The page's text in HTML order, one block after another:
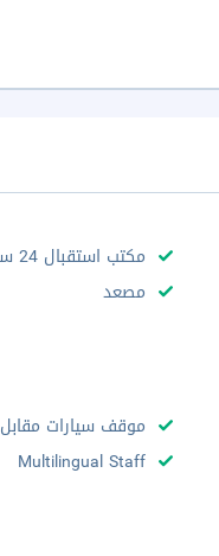
مكتب استقبال 24 ساعة
مصعد
موقف سيارات مقابل
Multilingual Staff